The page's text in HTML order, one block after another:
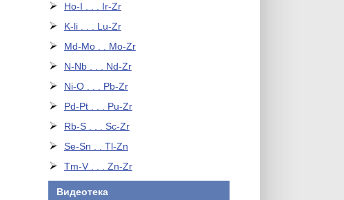
Ho-I . . . Ir-Zr
K-li . . . Lu-Zr
Md-Mo . . Mo-Zr
N-Nb . . . Nd-Zr
Ni-O . . . Pb-Zr
Pd-Pt . . . Pu-Zr
Rb-S . . . Sc-Zr
Se-Sn . . Tl-Zn
Tm-V . . . Zn-Zr
Видеотека